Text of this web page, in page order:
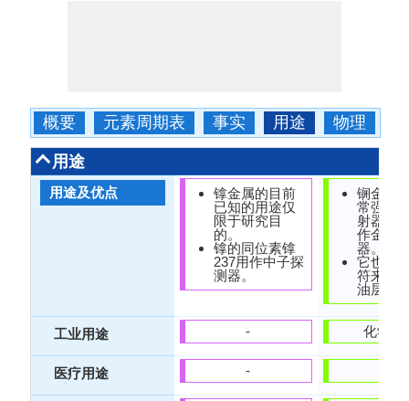
概要 元素周期表 事实 用途 物理
用途
用途及优点
工业用途
医疗用途
镎金属的目前
已知的用途仅
限于研究目
的。
镎的同位素镎
237用作中子探
测器。
-
-
锎金属
常强的
射器。
作金属
器。
它也用
符来检
油层油
化学工